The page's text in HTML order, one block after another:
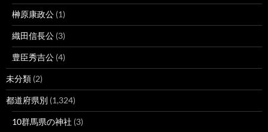
榊原康政公 (1)
織田信長公 (3)
豊臣秀吉公 (4)
未分類 (2)
都道府県別 (1,324)
10群馬県の神社 (3)